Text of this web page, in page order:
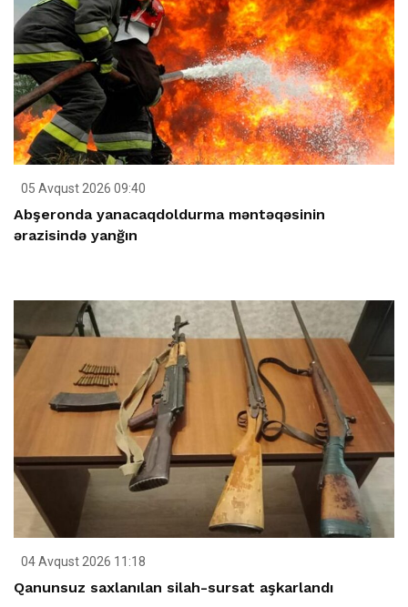
05 Avqust 2026 09:40
Abşeronda yanacaqdoldurma məntəqəsinin
ərazisində yanğın
04 Avqust 2026 11:18
Qanunsuz saxlanılan silah-sursat aşkarlandı